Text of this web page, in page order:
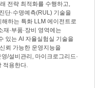
전략 최적화를 수행하고,
단·수명예측(RUL) 기술을
해하는 특화 LLM 에이전트로
재·부품·장비 영역에는
있는 AI 자율실험실 기술을
뢰 가능한 운영지능을
/설비관리, 마이크로그리드·
적용한다.